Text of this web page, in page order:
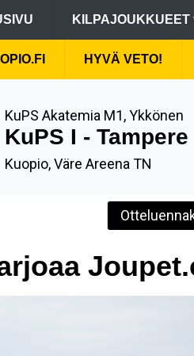
KILPAJOUKKUEET
HYVÄ VETO!
KuPS Akatemia M1, Ykkönen
KuPS I -
Kuopio, Väre Areena TN